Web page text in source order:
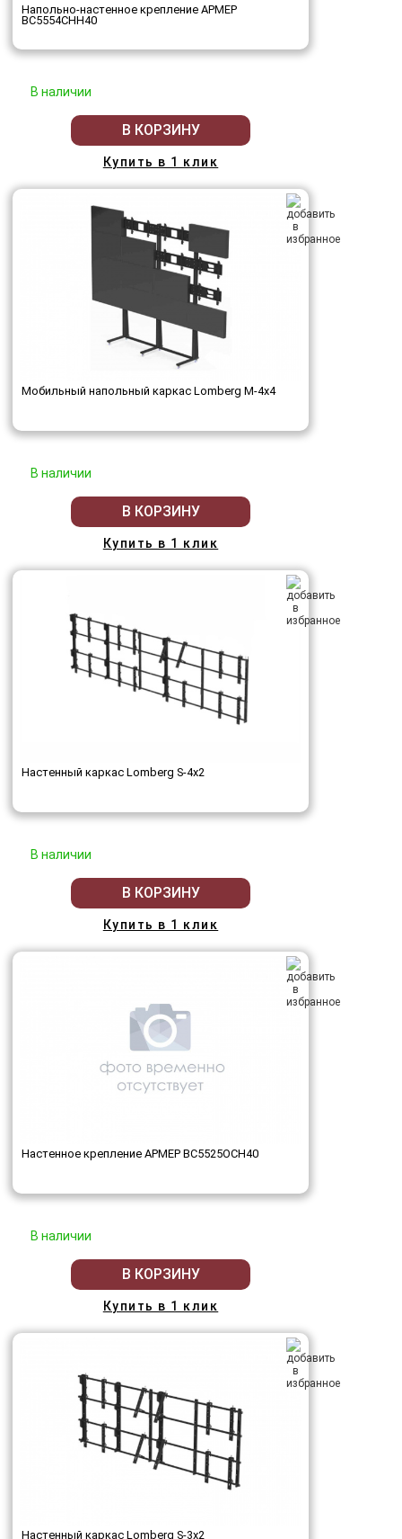
Напольно-настенное крепление АРМЕР
ВС5554СНН40
В наличии
В КОРЗИНУ
Купить в 1 клик
Мобильный напольный каркас Lomberg M-4х4
В наличии
В КОРЗИНУ
Купить в 1 клик
Настенный каркас Lomberg S-4х2
В наличии
В КОРЗИНУ
Купить в 1 клик
Настенное крепление АРМЕР ВС5525ОСН40
В наличии
В КОРЗИНУ
Купить в 1 клик
Настенный каркас Lomberg S-3х2